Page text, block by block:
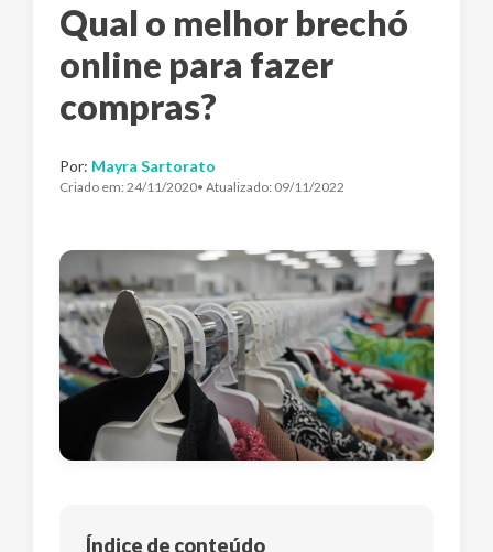
Qual o melhor brechó
online para fazer
compras?
Por: Mayra Sartorato
Criado em: 24/11/2020• Atualizado: 09/11/2022
Índice de conteúdo